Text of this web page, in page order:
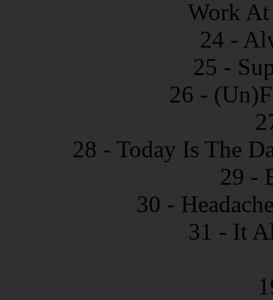
Work
24 -
25 -
26 -
28 - Today Is The
29 -
30 -
31 - It